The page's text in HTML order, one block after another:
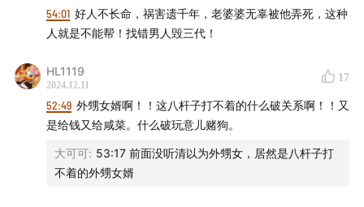
【⏰ 本期时码】
辽宁营口九垄地持枪抢劫杀害案
山东灭门案
54:01 好人不长命，祸害遗千年，老婆婆无辜被他弄死，这种
人就是不能帮！找错男人毁三代！
HL1119
2024.12.11
17
52:49 外甥女婿啊！！这八杆子打不着的什么破关系啊！！又
是给钱又给咸菜。什么破玩意儿赌狗。
大可可: 53:17 前面没听清以为外甥女，居然是八杆子打
不着的外甥女婿